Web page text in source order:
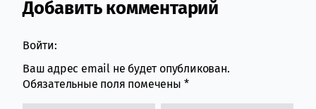
Comment section
Добавить комментарий
Войти:
Ваш адрес email не будет опубликован.
Обязательные поля помечены *